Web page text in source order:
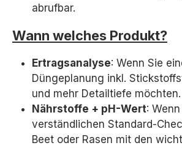
abrufbar.
Wann welches Produkt?
Ertragsanalyse: Wenn Sie
Düngeplanung inkl.
und mehr Detailtiefe möchten.
Nährstoffe + pH-Wert:
verständlichen Standard-
Beet oder Rasen mit den